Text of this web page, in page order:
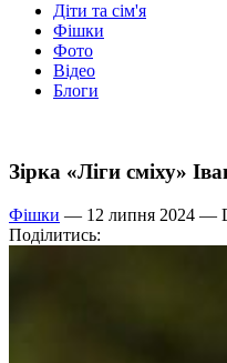
Діти та сім'я
Фішки
Фото
Відео
Блоги
Зірка «Ліги сміху»
Фішки — 12 липня 2024 —
Поділитись: